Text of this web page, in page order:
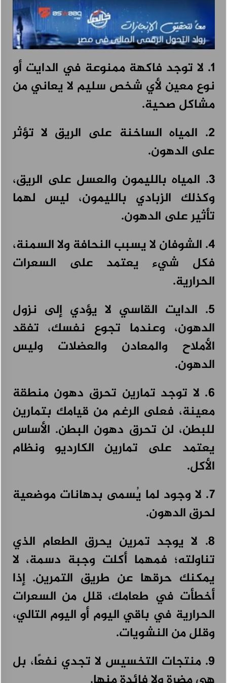
هيونداي تطلق حملة “راحة بالك” لتمكين العملاء من اتخاذ قرارات أكثر ذكاءً
عند امتلاك السيارات
أغسطس 4, 2026
1. لا توجد فاكهة ممنوعة في الدايت أو
نوع معين لأي شخص سليم لا يعاني من
مشاكل صحية.
2. المياه الساخنة على الريق لا تؤثر
على الدهون.
3. المياه بالليمون والعسل على الريق،
وكذلك الزبادي بالليمون، ليس لهما
تأثير على الدهون.
4. الشوفان لا يسبب النحافة ولا السمنة،
فكل شيء يعتمد على السعرات
الحرارية.
5. الدايت القاسي لا يؤدي إلى نزول
الدهون، وعندما تجوع نفسك، تفقد
الأملاح والمعادن والعضلات وليس
الدهون.
6. لا توجد تمارين تحرق دهون منطقة
معينة، فعلى الرغم من قيامك بتمارين
للبطن، لن تحرق دهون البطن. الأساس
يعتمد على تمارين الكارديو ونظام
الأكل.
7. لا وجود لما يُسمى بدهانات موضعية
لحرق الدهون.
8. لا يوجد تمرين يحرق الطعام الذي
تناولته؛ فمهما أكلت وجبة دسمة، لا
يمكنك حرقها عن طريق التمرين. إذا
أخطأت في طعامك، قلل من السعرات
الحرارية في باقي اليوم أو اليوم التالي،
وقلل من النشويات.
9. منتجات التخسيس لا تجدي نفعًا، بل